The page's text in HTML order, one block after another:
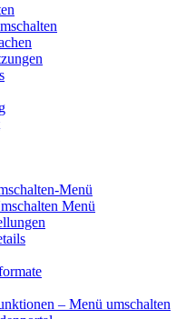
Menü
Menü
– Menü umschalten